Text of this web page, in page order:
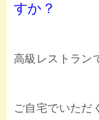
すか？
高級レストラン
ご自宅でいただ